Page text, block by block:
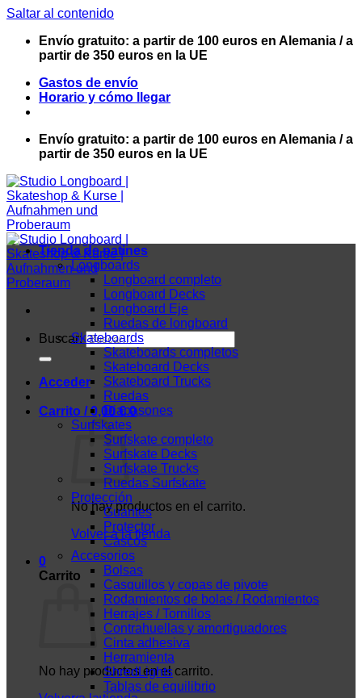
Saltar al contenido
Envío gratuito: a partir de 100 euros en Alemania / a
partir de 350 euros en la UE
Gastos de envío
Horario y cómo llegar
Envío gratuito: a partir de 100 euros en Alemania / a
partir de 350 euros en la UE
Buscar:
Acceder
Carrito /0,00€ 0
No hay productos en el carrito.
Volver a la tienda
0
Carrito
No hay productos en el carrito.
Tienda de patines
Longboards
Longboard completo
Longboard Decks
Longboard Eje
Ruedas de longboard
Skateboards
Skateboards completos
Skateboard Decks
Skateboard Trucks
Ruedas
Diapasones
Surfskates
Surfskate completo
Surfskate Decks
Surfskate Trucks
Ruedas Surfskate
Protección
Guantes
Protector
Cascos
Accesorios
Bolsas
Casquillos y copas de pivote
Rodamientos de bolas / Rodamientos
Herrajes / Tornillos
Contrahuellas y amortiguadores
Cinta adhesiva
Herramienta
ShredLights
Tablas de equilibrio